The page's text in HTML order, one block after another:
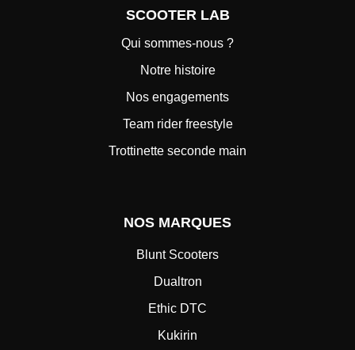
SCOOTER LAB
Qui sommes-nous ?
Notre histoire
Nos engagements
Team rider freestyle
Trottinette seconde main
NOS MARQUES
Blunt Scooters
Dualtron
Ethic DTC
Kukirin